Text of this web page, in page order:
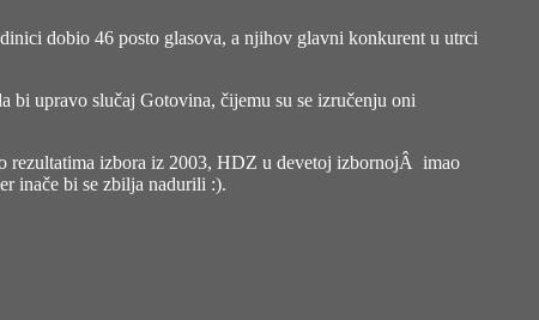
dobio 46 posto glasova, a njihov glavni konkurent u utrci
upravo slučaj Gotovina, čijemu su se izručenju oni
rezultatima izbora iz 2003, HDZ u devetoj izbornojÂ imao
inače bi se zbilja nadurili :).